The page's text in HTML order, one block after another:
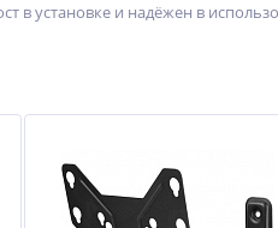
в установке и надёжен в